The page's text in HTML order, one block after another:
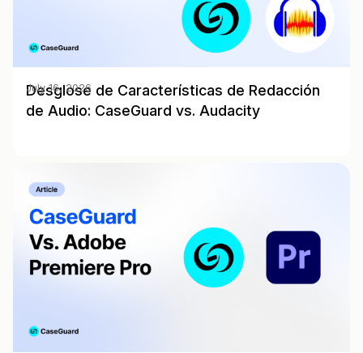
Desglose de Características de Redacción
de Audio: CaseGuard vs. Audacity
July 16, 2026